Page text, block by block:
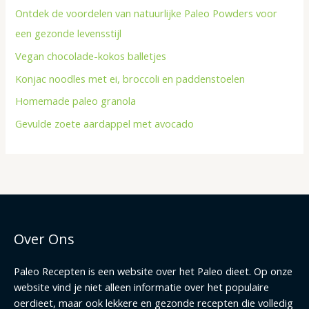
Ontdek de voordelen van natuurlijke Paleo Powders voor
een gezonde levensstijl
Vegan chocolade-kokos balletjes
Konjac noodles met ei, broccoli en paddenstoelen
Homemade paleo granola
Gevulde zoete aardappel met avocado
Over Ons
Paleo Recepten is een website over het Paleo dieet. Op onze
website vind je niet alleen informatie over het populaire
oerdieet, maar ook lekkere en gezonde recepten die volledig